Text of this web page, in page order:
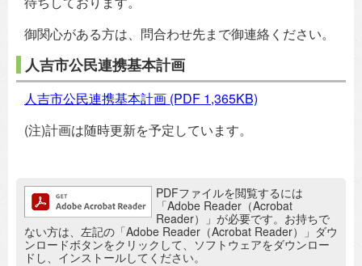
御関心がある方は、問合わせ先まで御連絡ください。
人吉市公民連携基本計画
人吉市公民連携基本計画 (PDF 1,365KB)
(注)計画は随時更新を予定しています。
追加情報：PDFファイルPDFファイルを閲覧するには
「Adobe Reader（Acrobat
Reader）」が必要です。お持ちで
ない方は、左記の「Adobe Reader（Acrobat Reader）」ダウ
ンロードボタンをクリックして、ソフトウェアをダウンロー
ドし、インストールしてください。